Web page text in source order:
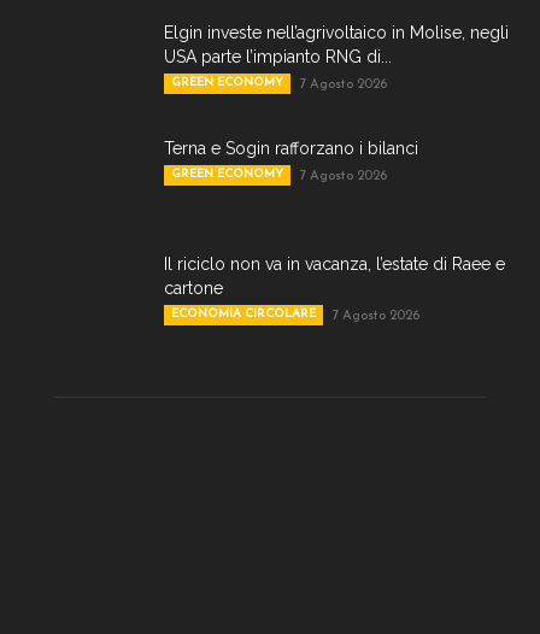
Elgin investe nell’agrivoltaico in Molise, negli
USA parte l’impianto RNG di...
GREEN ECONOMY 7 Agosto 2026
Terna e Sogin rafforzano i bilanci
GREEN ECONOMY 7 Agosto 2026
Il riciclo non va in vacanza, l’estate di Raee e
cartone
ECONOMIA CIRCOLARE 7 Agosto 2026